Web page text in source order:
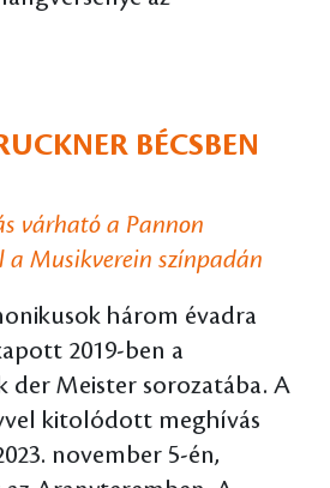
BÉCSBEN
várható a Pannon
a Musikverein színpadán
három évadra
2019-ben a
der Meister sorozatába. A
kitolódott meghívás
november 5-én,